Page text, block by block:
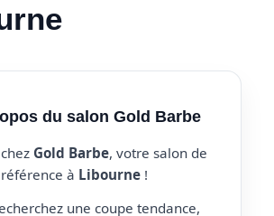
du salon Gold Barbe
Gold Barbe, votre salon de
à Libourne !
une coupe tendance,